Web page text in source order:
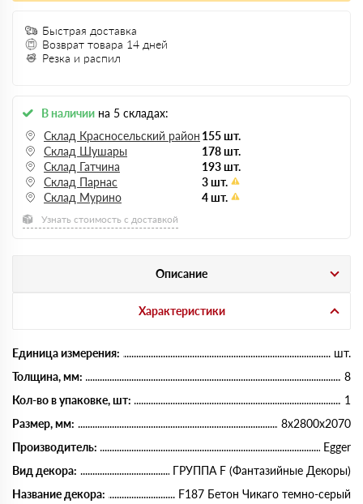
Быстрая доставка
Возврат товара 14 дней
Резка и распил
В наличии на 5 складах:
Склад Красносельский район 155 шт.
Склад Шушары
178 шт.
Склад Гатчина
193 шт.
Склад Парнас
3 шт.
Склад Мурино
4 шт.
Узнать стоимость с доставкой
Описание
Характеристики
Единица измерения:
шт.
Толщина, мм:
8
Кол-во в упаковке, шт:
1
Размер, мм:
8х2800х2070
Производитель:
Egger
Вид декора:
ГРУППА F (Фантазийные Декоры)
Название декора:
F187 Бетон Чикаго темно-серый